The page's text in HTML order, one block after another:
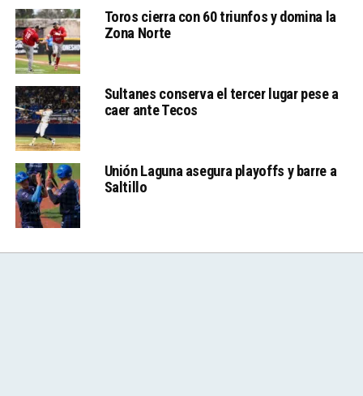
Toros cierra con 60 triunfos y domina la
Zona Norte
Sultanes conserva el tercer lugar pese a
caer ante Tecos
Unión Laguna asegura playoffs y barre a
Saltillo